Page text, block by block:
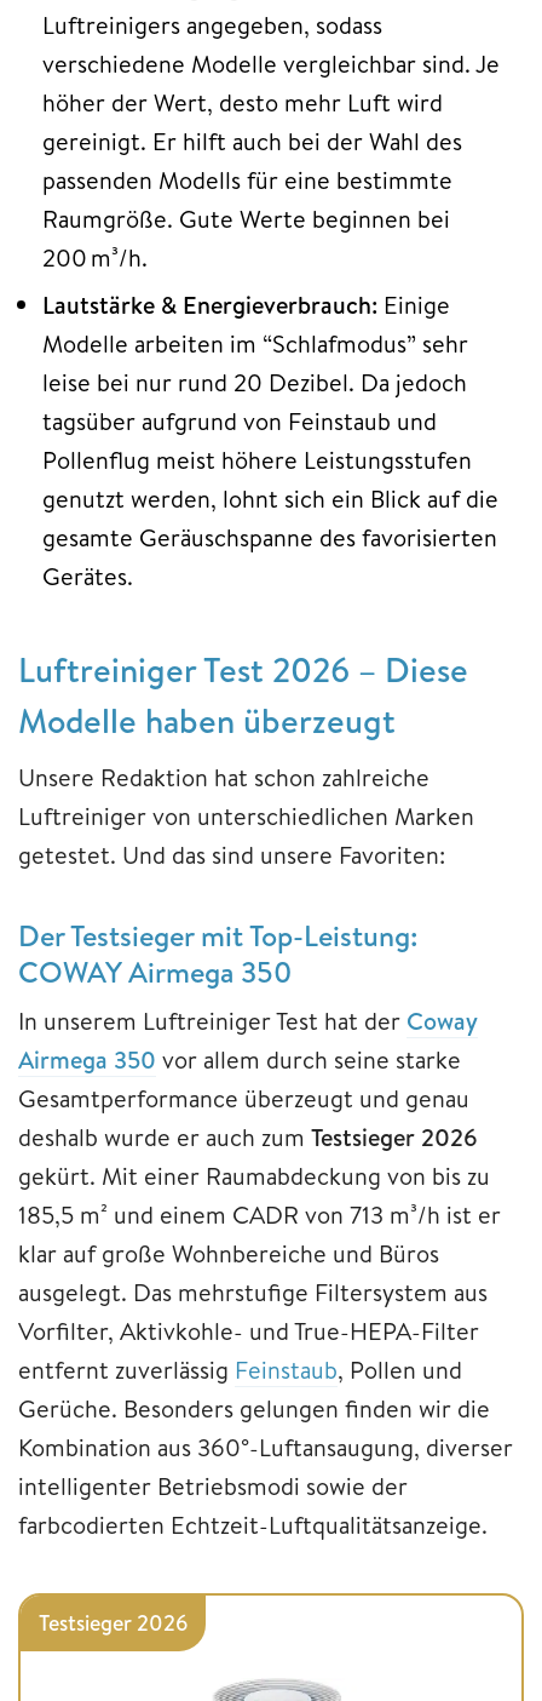
Luftreinigers angegeben, sodass
verschiedene Modelle vergleichbar sind. Je
höher der Wert, desto mehr Luft wird
gereinigt. Er hilft auch bei der Wahl des
passenden Modells für eine bestimmte
Raumgröße. Gute Werte beginnen bei
200 m³/h.
Lautstärke & Energieverbrauch: Einige
Modelle arbeiten im “Schlafmodus” sehr
leise bei nur rund 20 Dezibel. Da jedoch
tagsüber aufgrund von Feinstaub und
Pollenflug meist höhere Leistungsstufen
genutzt werden, lohnt sich ein Blick auf die
gesamte Geräuschspanne des favorisierten
Gerätes.
Luftreiniger Test 2026 – Diese
Modelle haben überzeugt
Unsere Redaktion hat schon zahlreiche
Luftreiniger von unterschiedlichen Marken
getestet. Und das sind unsere Favoriten:
Der Testsieger mit Top-Leistung:
COWAY Airmega 350
In unserem Luftreiniger Test hat der Coway
Airmega 350 vor allem durch seine starke
Gesamtperformance überzeugt und genau
deshalb wurde er auch zum Testsieger 2026
gekürt. Mit einer Raumabdeckung von bis zu
185,5 m² und einem CADR von 713 m³/h ist er
klar auf große Wohnbereiche und Büros
ausgelegt. Das mehrstufige Filtersystem aus
Vorfilter, Aktivkohle- und True-HEPA-Filter
entfernt zuverlässig Feinstaub, Pollen und
Gerüche. Besonders gelungen finden wir die
Kombination aus 360°-Luftansaugung, diverser
intelligenter Betriebsmodi sowie der
farbcodierten Echtzeit-Luftqualitätsanzeige.
Testsieger 2026